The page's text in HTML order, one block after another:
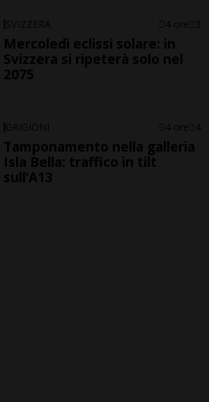
SVIZZERA 4 ore 3
Mercoledì eclissi solare: in
Svizzera si ripeterà solo nel
2075
GRIGIONI 4 ore 4
Tamponamento nella galleria
Isla Bella: traffico in tilt
sull’A13